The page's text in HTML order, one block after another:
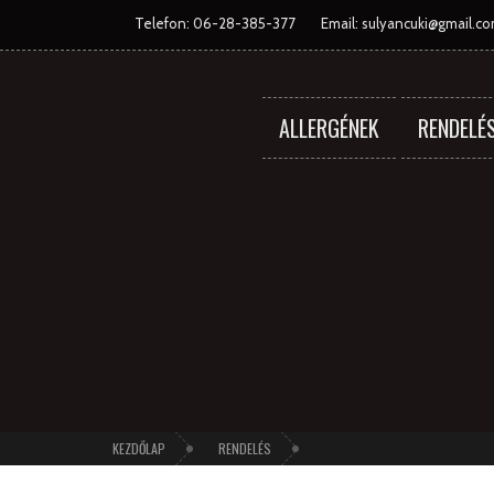
Telefon: 06-28-385-377 Email:
ALLERGÉNEK
KEZDŐLAP RENDELÉS